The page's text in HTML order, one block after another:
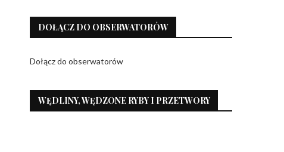
DOŁĄCZ DO OBSERWATORÓW
Dołącz do obserwatorów
WĘDLINY, WĘDZONE RYBY I PRZETWORY